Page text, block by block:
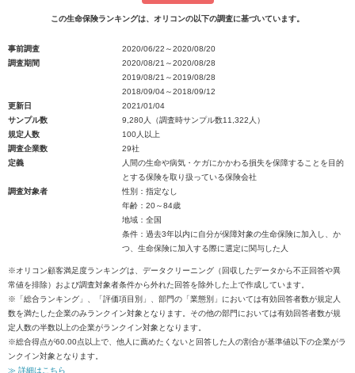
この生命保険ランキングは、オリコンの以下の調査に基づいています。
事前調査
2020/06/22～2020/08/20
調査期間
2020/08/21～2020/08/28
2019/08/21～2019/08/28
2018/09/04～2018/09/12
更新日
2021/01/04
サンプル数
9,280人（調査時サンプル数11,322人）
規定人数
100人以上
調査企業数
29社
定義
人間の生命や病気・ケガにかかわる損失を保障することを目的
とする保険を取り扱っている保険会社
調査対象者
性別：指定なし
年齢：20～84歳
地域：全国
条件：過去3年以内に自分が保障対象の生命保険に加入し、か
つ、生命保険に加入する際に選定に関与した人
※オリコン顧客満足度ランキングは、データクリーニング（回収したデータから不正回答や異
常値を排除）および調査対象者条件から外れた回答を除外した上で作成しています。
※「総合ランキング」、「評価項目別」、部門の「業態別」においては有効回答者数が規定人
数を満たした企業のみランクイン対象となります。その他の部門においては有効回答者数が規
定人数の半数以上の企業がランクイン対象となります。
※総合得点が60.00点以上で、他人に薦めたくないと回答した人の割合が基準値以下の企業がラ
ンクイン対象となります。
≫ 詳細はこちら